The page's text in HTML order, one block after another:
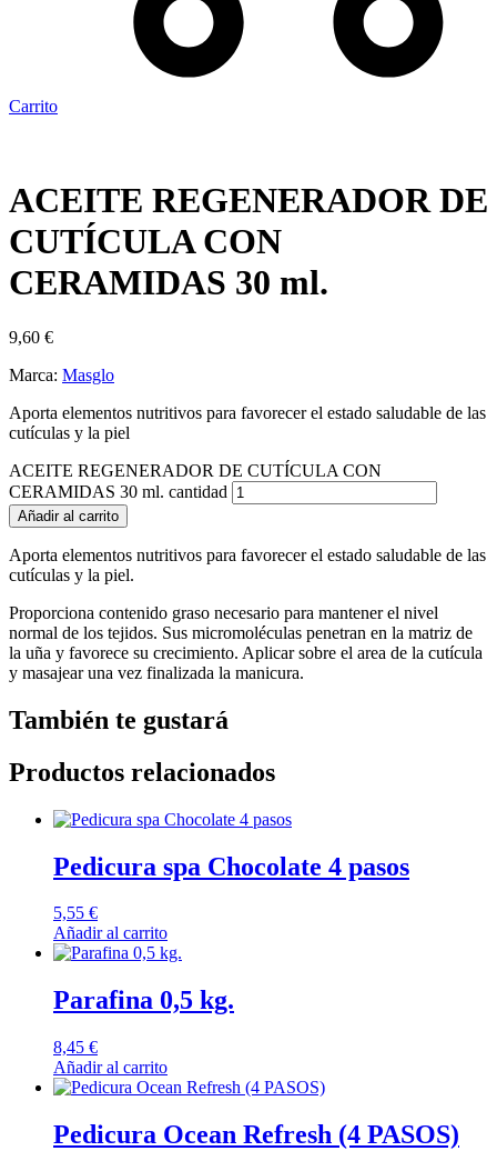
Carrito
ACEITE REGENERADOR DE
CUTÍCULA CON
CERAMIDAS 30 ml.
9,60 €
Marca: Masglo
Aporta elementos nutritivos para favorecer el estado saludable de las
cutículas y la piel
ACEITE REGENERADOR DE CUTÍCULA CON
CERAMIDAS 30 ml. cantidad
Añadir al carrito
Aporta elementos nutritivos para favorecer el estado saludable de las
cutículas y la piel.
Proporciona contenido graso necesario para mantener el nivel
normal de los tejidos. Sus micromoléculas penetran en la matriz de
la uña y favorece su crecimiento. Aplicar sobre el area de la cutícula
y masajear una vez finalizada la manicura.
También te gustará
Productos relacionados
Pedicura spa Chocolate 4 pasos
5,55 €
Añadir al carrito
Parafina 0,5 kg.
8,45 €
Añadir al carrito
Pedicura Ocean Refresh (4 PASOS)